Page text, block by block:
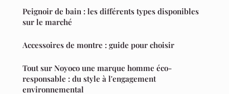
Peignoir de bain : les différents types disponibles
sur le marché
Accessoires de montre : guide pour choisir
Tout sur Noyoco une marque homme éco-
responsable : du style à l'engagement
environnemental